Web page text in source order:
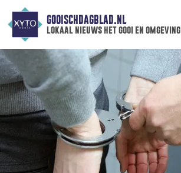
GOOISCHDAGBLAD.NL
lokaal nieuws het gooi en omgeving